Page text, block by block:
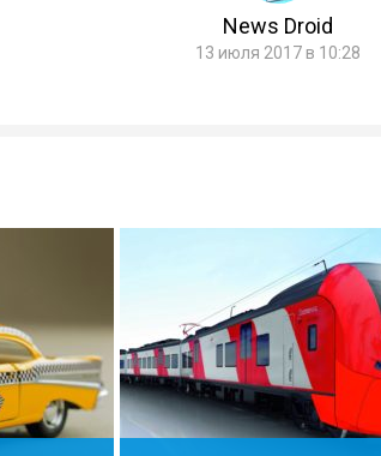
News Droid
13 июля 2017 в 10:28